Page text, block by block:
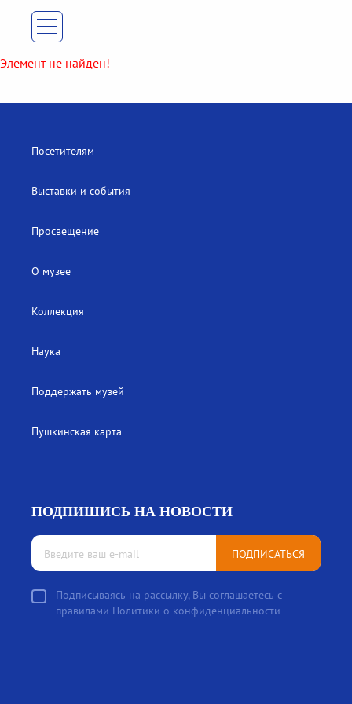
Элемент не найден!
Посетителям
Выставки и события
Просвещение
О музее
Коллекция
Наука
Поддержать музей
Пушкинская карта
ПОДПИШИСЬ НА НОВОСТИ
ПОДПИСАТЬСЯ
Подписываясь на рассылку, Вы соглашаетесь с
правилами Политики о конфиденциальности